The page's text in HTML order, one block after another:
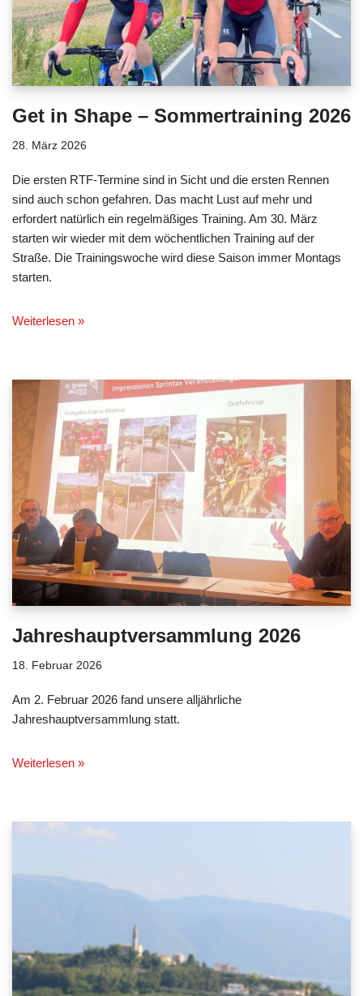
Get in Shape – Sommertraining 2026
28. März 2026
Die ersten RTF-Termine sind in Sicht und die ersten Rennen
sind auch schon gefahren. Das macht Lust auf mehr und
erfordert natürlich ein regelmäßiges Training. Am 30. März
starten wir wieder mit dem wöchentlichen Training auf der
Straße. Die Trainingswoche wird diese Saison immer Montags
starten.
Weiterlesen »
Jahreshauptversammlung 2026
18. Februar 2026
Am 2. Februar 2026 fand unsere alljährliche
Jahreshauptversammlung statt.
Weiterlesen »